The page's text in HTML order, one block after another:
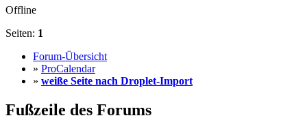
Offline
Seiten: 1
Forum-Übersicht
» ProCalendar
» weiße Seite nach Droplet-Import
Fußzeile des Forums